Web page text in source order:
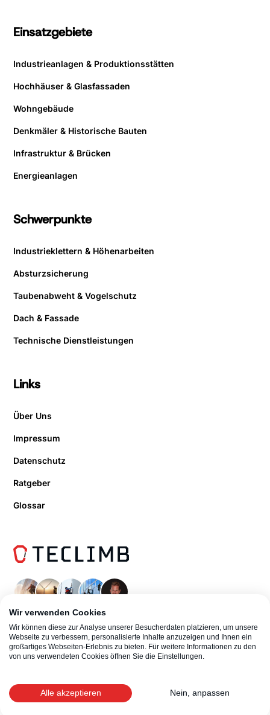
Einsatzgebiete
Industrieanlagen & Produktionsstätten
Hochhäuser & Glasfassaden
Wohngebäude
Denkmäler & Historische Bauten
Infrastruktur & Brücken
Energieanlagen
Schwerpunkte
Industrieklettern & Höhenarbeiten
Absturzsicherung
Taubenabweht & Vogelschutz
Dach & Fassade
Technische Dienstleistungen
Links
Über Uns
Impressum
Datenschutz
Ratgeber
Glossar
Wir verwenden Cookies
Wir können diese zur Analyse unserer Besucherdaten platzieren, um unsere
Webseite zu verbessern, personalisierte Inhalte anzuzeigen und Ihnen ein
großartiges Webseiten-Erlebnis zu bieten. Für weitere Informationen zu den
von uns verwendeten Cookies öffnen Sie die Einstellungen.
Alle akzeptieren Nein, anpassen